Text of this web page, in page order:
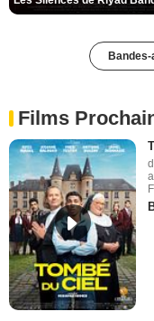
Films